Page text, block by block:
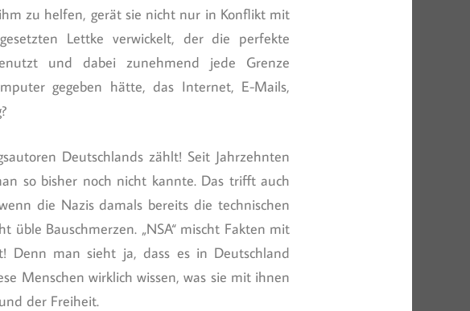
zu helfen, gerät sie nicht nur in Konflikt mit
Lettke verwickelt, der die perfekte
und dabei zunehmend jede Grenze
gegeben hätte, das Internet, E-Mails,
Deutschlands zählt! Seit Jahrzehnten
so bisher noch nicht kannte. Das trifft auch
die Nazis damals bereits die technischen
üble Bauschmerzen. „NSA“ mischt Fakten mit
Denn man sieht ja, dass es in Deutschland
Menschen wirklich wissen, was sie mit ihnen
der Freiheit.